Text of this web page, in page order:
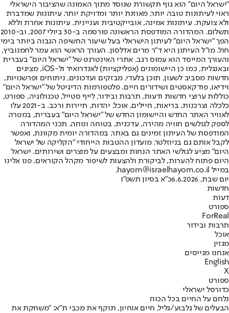
"ישראל היום" הוא גוף תקשורת שנוסד מתוך האמונה שהציבור הישראלי
ראוי לעיתונות טובה יותר, מאוזנת יותר ומדויקת יותר. עיתונות שמדברת
ולא צועקת. עיתונות אמינה, אובייקטיבית ועניינית. עיתונות אחרת וללא
תשלום. המהדורה המודפסת הראשונה פורסמה ב-30 ביולי 2007, וב-2010
הפך "ישראל היום" לעיתון הישראלי בעל שיעור החשיפה הגבוה ביותר בימי
חול. מו"ל העיתון היא ד"ר מרים אדלסון. העורך הראשי הוא עמר לחמנוביץ,
והעורך המייסד הוא עמוס רגב. אתרי האינטרנט של "ישראל היום" בעברית
ובאנגלית, כמו כן היישומונים (אפליקציות) לאנדרואיד ול-iOS, מציגים
חדשות מסביב לשעון, תוכן בלעדי, מבזקים ועדכונים, ניתוחים ופרשנויות,
וידיאו, פודקאסטים ושידורים חיים. פלטפורמות הדיגיטל של "ישראל היום"
כוללות ערוצי חדשות ודעות, תרבות ובידור, לייף סטייל, טכנולוגיה, ספורט,
כלכלה וצרכנות, בריאות, חיילים, אוכל, יהדות, תיירות ורכב. ב-2021 עלו
לאוויר האתר החדש והיישומון החדש של "ישראל היום" בעברית, במטרה
לספק לגולשים חוויה מהירה, עדכנית, בטוחה ונוחה. תכני המהדורה
המודפסת של העיתון זמינים גם באתר, במהדורה יומית מקוונת, ואפשר
לקבל אותם גם בניוזלטר. מועדון ההטבות הייחודי "הקליקה של ישראל
היום" מציע לגולשי האתר הנחות ומבצעים על מוצרים ושירותים. ישראל
היום פתוח להערות, לביקורת ולהצעות לשיפור מקהל הקוראים. פנו אלינו
במייל hayom@israelhayom.co.il.
יום שבת, 6.6.2026
כ"א בסיון תשפ"ו
חדשות
דעות
ספורט
ForReal
תרבות ובידור
אוכל
מגזין
אנחנו מגייסים
English
X
ספורט
כדורסל ישראלי
נלחם על החיים בכל הכוח
הבעלים של גלבוע/גליל, חיים אוחיון, תוקף את מכבי ת"א: "משחקת את